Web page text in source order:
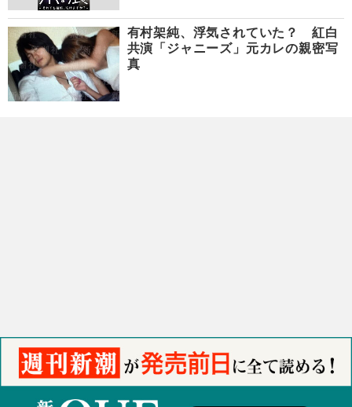
有村架純、浮気されていた？ 紅白
共演「ジャニーズ」元カレの親密写
真